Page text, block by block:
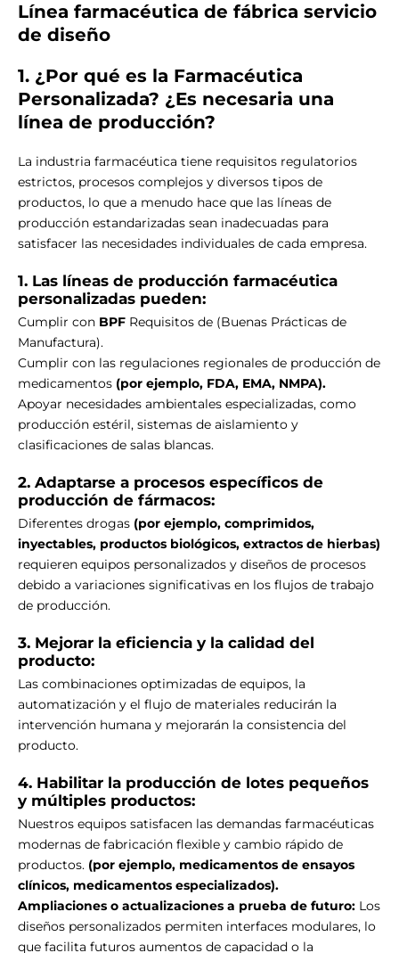
Línea farmacéutica de fábrica servicio
de diseño
1. ¿Por qué es la Farmacéutica
Personalizada? ¿Es necesaria una
línea de producción?
La industria farmacéutica tiene requisitos regulatorios
estrictos, procesos complejos y diversos tipos de
productos, lo que a menudo hace que las líneas de
producción estandarizadas sean inadecuadas para
satisfacer las necesidades individuales de cada empresa.
1. Las líneas de producción farmacéutica
personalizadas pueden:
Cumplir con BPF Requisitos de (Buenas Prácticas de
Manufactura).
Cumplir con las regulaciones regionales de producción de
medicamentos (por ejemplo, FDA, EMA, NMPA).
Apoyar necesidades ambientales especializadas, como
producción estéril, sistemas de aislamiento y
clasificaciones de salas blancas.
2. Adaptarse a procesos específicos de
producción de fármacos:
Diferentes drogas (por ejemplo, comprimidos,
inyectables, productos biológicos, extractos de hierbas)
requieren equipos personalizados y diseños de procesos
debido a variaciones significativas en los flujos de trabajo
de producción.
3. Mejorar la eficiencia y la calidad del
producto:
Las combinaciones optimizadas de equipos, la
automatización y el flujo de materiales reducirán la
intervención humana y mejorarán la consistencia del
producto.
4. Habilitar la producción de lotes pequeños
y múltiples productos:
Nuestros equipos satisfacen las demandas farmacéuticas
modernas de fabricación flexible y cambio rápido de
productos. (por ejemplo, medicamentos de ensayos
clínicos, medicamentos especializados).
Ampliaciones o actualizaciones a prueba de futuro: Los
diseños personalizados permiten interfaces modulares, lo
que facilita futuros aumentos de capacidad o la